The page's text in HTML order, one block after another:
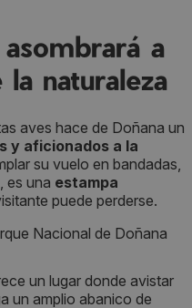
a
naturaleza
aves hace de Doñana un
y aficionados a la
su vuelo en bandadas,
es una estampa
puede perderse.
un lugar donde avistar
un amplio abanico de